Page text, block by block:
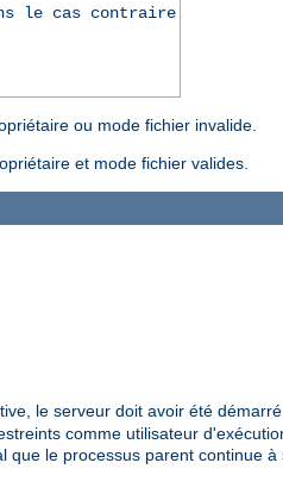
le cas contraire
ou mode fichier invalide.
et mode fichier valides.
le serveur doit avoir été
comme utilisateur
que le processus parent continue